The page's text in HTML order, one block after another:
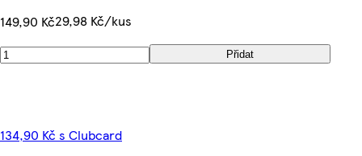
149,90 Kč29,98 Kč/kus
Přidat
134,90 Kč s Clubcard